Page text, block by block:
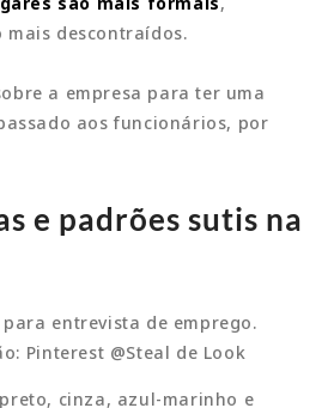
descontraídos.
a empresa para ter uma
aos funcionários, por
e padrões sutis na
Pinterest @Steal de Look
cinza, azul-marinho e